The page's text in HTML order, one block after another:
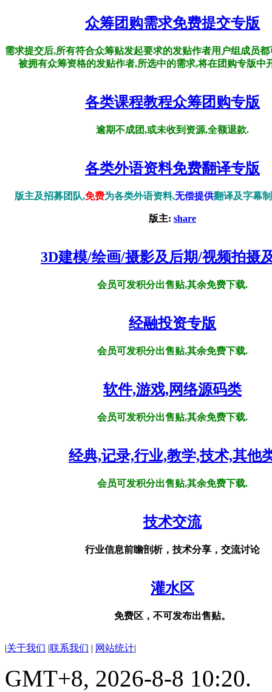
众筹团购需求免费提交专版
需求提交后,所有符合众筹贴发起要求的发贴作者用户组成员
被拥有众筹资格的发贴作者,所选中的需求,将在团购专版中
各类课程教程众筹团购专版
逾期不成团,或未收到资源,全额退款.
各类外语资料免费翻译专版
版主及招募团队,免费为各类外语资料,无偿提供翻译及字幕
版主: share
3D建模/绘画/摄影及后期/视频拍摄
会员可发积分出售贴,其余免费下载.
经融投资专版
会员可发积分出售贴,其余免费下载.
软件,游戏,网络源码类
会员可发积分出售贴,其余免费下载.
经典,记录,行业,教学,技术,其他
会员可发积分出售贴,其余免费下载.
技术交流
行业信息前瞻剖析，技术分享，交流讨论
灌水区
免费区，不可发布出售贴。
|关于我们 |联系我们 | 网站统计|
GMT+8, 2026-8-8 10:20.